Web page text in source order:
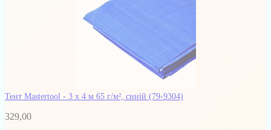
Тент Mastertool - 3 х 4 м 65 г/м², синій (79-9304)
329,00